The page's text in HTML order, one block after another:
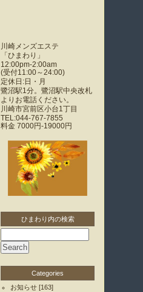
川崎メンズエステ
「ひまわり 」
12:00pm-2:00am
(受付11:00～24:00)
定休日:日・月
鷺沼駅1分。鷺沼駅中央改札
よりお電話ください。
川崎市宮前区小台1丁目
TEL:044-767-7855
料金 7000円-19000円
ひまわり内の検索
Categories
お知らせ [163]